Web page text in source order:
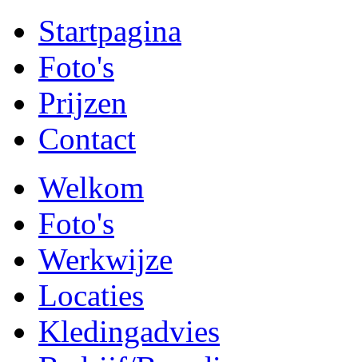
Startpagina
Foto's
Prijzen
Contact
Welkom
Foto's
Werkwijze
Locaties
Kledingadvies